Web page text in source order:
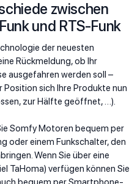
zwischen
und RTS-Funk
der neuesten
Rückmeldung, ob Ihr
ausgefahren werden soll –
sich Ihre Produkte nun
zur Hälfte geöffnet, …).
Somfy Motoren bequem per
oder einem Funkschalter, den
Wenn Sie über eine
TaHoma) verfügen können Sie